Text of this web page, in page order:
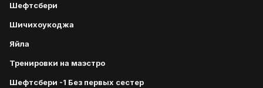
Шефтсбери
Шичихоукоджа
Яйла
Тренировки на маэстро
Шефтсбери -1 Без первых сестер